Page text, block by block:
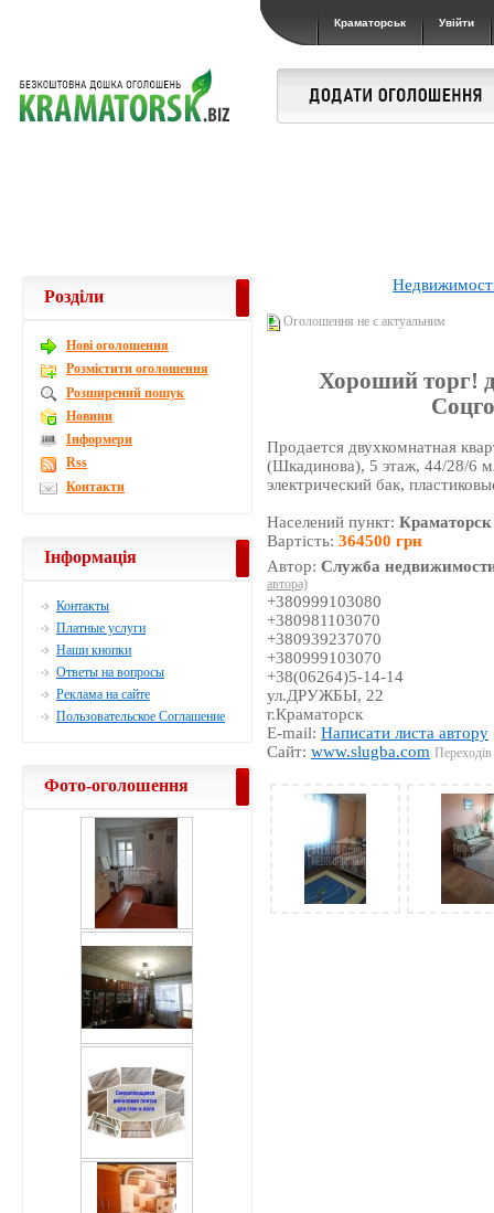
Краматорськ Увійти
Оголошення не є актуальним
Хороший торг!
Продается двухкомнатная
(Шкадинова), 5 этаж, 44/28/6
электрический бак,
Населений пункт:Краматорск
Вартість:364500 грн
Автор:Служба
автора)
+380999103080
+380981103070
+380939237070
+380999103070
+38(06264)5-14-14
ул.ДРУЖБЫ, 22
г.Краматорск
E-mail:Написати листа автору
Сайт:www.slugba.com
Розділи
Новi оголошення
Розмістити оголошення
Розширений пошук
Новини
Інформери
Rss
Контакти
Інформація
Контакты
Платные услуги
Наши кнопки
Ответы на вопросы
Реклама на сайте
Пользовательское Соглашение
Фото-оголошення